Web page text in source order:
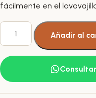
fácilmente en el
Botella
Reno
Sugar
Añadir al